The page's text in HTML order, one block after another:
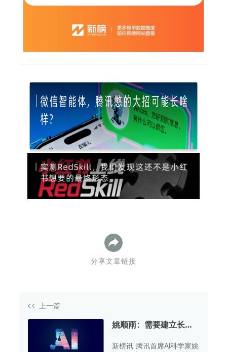
分享文章链接
上一篇
姚顺雨：需要建立长期
场主攻三方向
新榜讯 腾讯首席AI科学家姚